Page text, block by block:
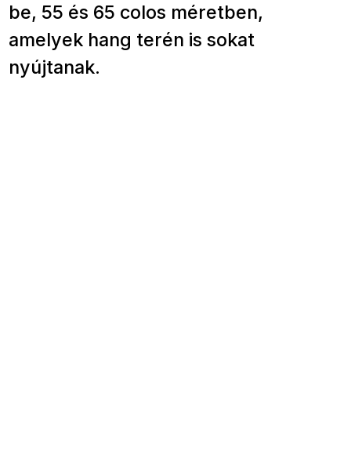
be, 55 és 65 colos méretben,
amelyek hang terén is sokat
nyújtanak.